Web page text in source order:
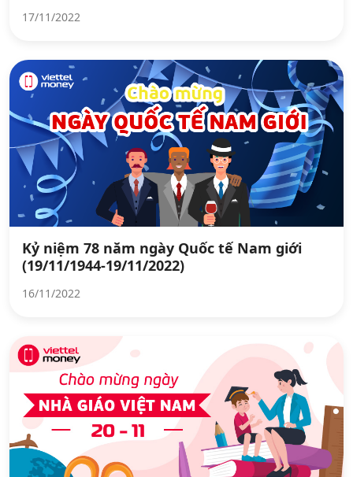
17/11/2022
Kỷ niệm 78 năm ngày Quốc tế Nam giới
(19/11/1944-19/11/2022)
16/11/2022